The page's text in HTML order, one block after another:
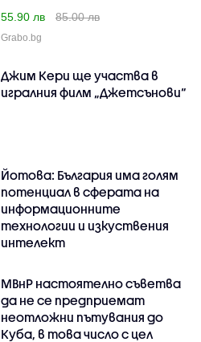
55.90 лв
85.00 лв
Grabo.bg
Джим Кери ще участва в
игралния филм „Джетсънови“
Йотова: България има голям
потенциал в сферата на
информационните
технологии и изкуствения
интелект
МВнР настоятелно съветва
да не се предприемат
неотложни пътувания до
Куба, в това число с цел